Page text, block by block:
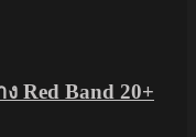
Red Band 20+